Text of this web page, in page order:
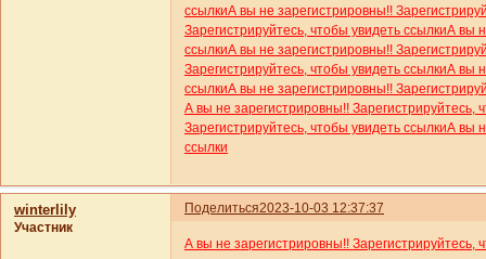
ссылкиА вы не зарегистрировны!!
Зарегистрируйтесь, чтобы увидеть ссылкиА вы
ссылкиА вы не зарегистрировны!!
Зарегистрируйтесь, чтобы увидеть ссылкиА вы
ссылкиА вы не зарегистрировны!!
А вы не зарегистрировны!! Зарегистрируйтесь,
Зарегистрируйтесь, чтобы увидеть ссылкиА вы
ссылки
Поделиться2023-10-03 12:37:37
winterlily
Участник
А вы не зарегистрировны!! Зарегистрируйтесь,